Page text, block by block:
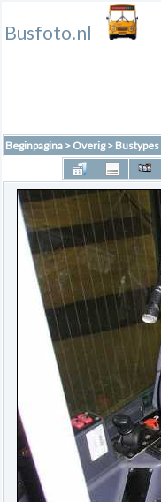
Busfoto.nl
Beginpagina > Overig> Bustypes